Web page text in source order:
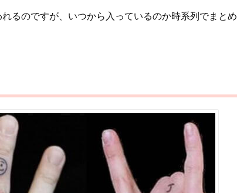
るのですが、いつから入っているのか時系列でまとめ